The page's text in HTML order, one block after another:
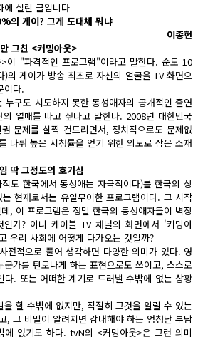
실린 글입니다
의 게이? 그게 도대체 뭐냐
이종헌
그친 <커밍아웃>
이 "파격적인 프로그램"이라고 말한다. 순도 10
의 게이가 방송 최초로 자신의 얼굴을 TV 화면으
이다.
구도 시도하지 못한 동성애자의 공개적인 출연
열매를 따고 싶다고 말한다. 2008년 대한민국
문제를 살짝 건드리면서, 정치적으로도 문제없
다뤄 높은 시청률을 얻기 위한 의도로 삼은 소재
딱 그정도의 호기심
도 한국에서 동성애는 자극적이다)를 한국의 상
현재로서는 유일무이한 프로그램이다. 그 시작
, 이 프로그램은 정말 한국의 동성애자들이 벽장
가? 아니 케이블 TV 채널의 화면에서 '커밍아
우리 사회에 어떻게 다가오는 것일까?
적으로 풀어 생각하면 다양한 의미가 있다. 영
가를 탄로나게 하는 표현으로도 쓰이고, 스스로
다. 또는 어떠한 계기로 드러낼 수밖에 없는 상황
을 할 수밖에 없지만, 적절히 그것을 알릴 수 있는
, 그 비밀이 알려지면 감내해야 하는 엄청난 부담
에 없기도 하다. tvN의 <커밍아웃>은 그런 의미